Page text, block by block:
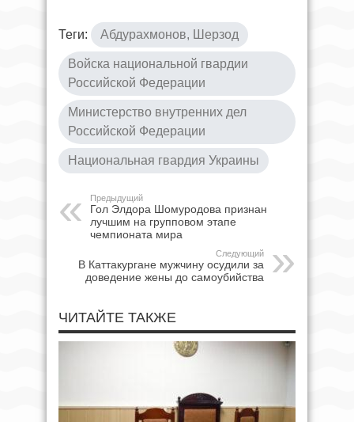
Теги: Абдурахмонов, Шерзод
Войска национальной гвардии
Российской Федерации
Министерство внутренних дел
Российской Федерации
Национальная гвардия Украины
Предыдущий
Гол Элдора Шомуродова признан
лучшим на групповом этапе
чемпионата мира
Следующий
В Каттакургане мужчину осудили за
доведение жены до самоубийства
ЧИТАЙТЕ ТАКЖЕ